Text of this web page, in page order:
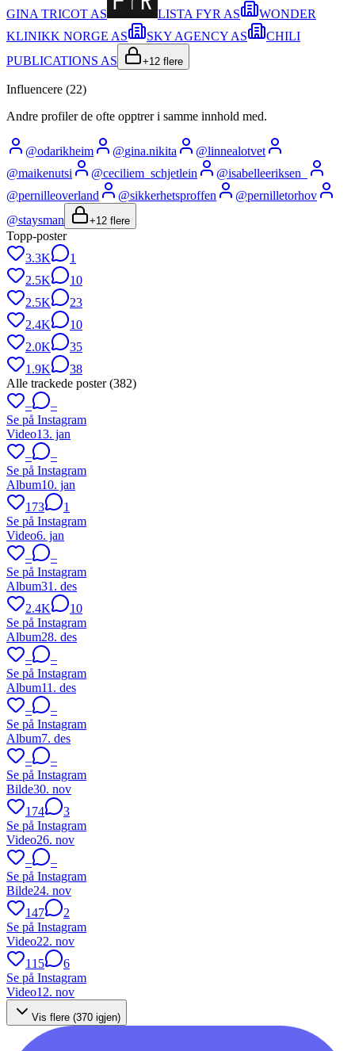
GINA TRICOT AS LISTA FYR AS
WONDER
KLINIKK NORGE AS
SKY AGENCY AS
CHILI
PUBLICATIONS AS
+12 flere
Influencere (22)
Andre profiler de ofte opptrer i samme innhold med.
@odarikheim @gina.nikita @linnealotvet
@maikenutsi @ceciliem_schjetlein @isabelleeriksen_
@pernilleoverland @sikkerhetsproffen @pernilletorhov
@staysman +12 flere
Topp-poster
3.3K
1
2.5K
10
2.5K
23
2.4K
10
2.0K
35
1.9K
38
Alle trackede poster (382)
–
–
Se på Instagram
Video13. jan
–
–
Se på Instagram
Album10. jan
173
1
Se på Instagram
Video6. jan
–
–
Se på Instagram
Album31. des
2.4K
10
Se på Instagram
Album28. des
–
–
Se på Instagram
Album11. des
–
–
Se på Instagram
Album7. des
–
–
Se på Instagram
Bilde30. nov
174
3
Se på Instagram
Video26. nov
–
–
Se på Instagram
Bilde24. nov
147
2
Se på Instagram
Video22. nov
115
6
Se på Instagram
Video12. nov
Vis flere (370 igjen)